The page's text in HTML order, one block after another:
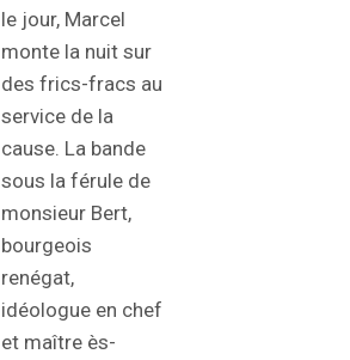
le jour, Marcel
monte la nuit sur
des frics-fracs au
service de la
cause. La bande
sous la férule de
monsieur Bert,
bourgeois
renégat,
idéologue en chef
et maître ès-